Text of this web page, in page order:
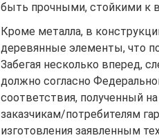
быть прочными, стойкими к
Кроме металла, в
деревянные элементы, что
Забегая несколько вперед,
должно согласно
соответствия, полученный
заказчикам/потребителям
изготовления заявленным